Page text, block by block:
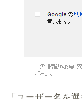
「ユーザー名を